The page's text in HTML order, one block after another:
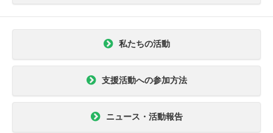
私たちの活動
支援活動への参加方法
ニュース・活動報告